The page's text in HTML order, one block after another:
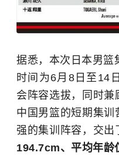
据悉，本次日本男篮
时间为6月8日至14
会阵容选拔，同时兼
中国男篮的短期集训
强的集训阵容，交出
194.7cm、平均年龄